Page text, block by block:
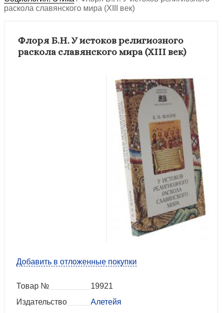
раскола славянского мира (XIII век)
Флоря Б.Н. У истоков религиозного
раскола славянского мира (XIII век)
Добавить в отложенные покупки
Товар №
19921
Издательство
Алетейя